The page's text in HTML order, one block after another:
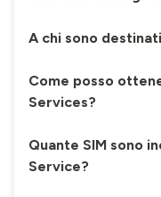
A chi sono
Come posso
Services?
Quante SIM sono
Service?